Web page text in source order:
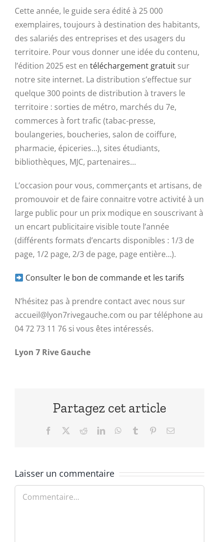
Cette année, le guide sera édité à 25 000
exemplaires, toujours à destination des habitants,
des salariés des entreprises et des usagers du
territoire. Pour vous donner une idée du contenu,
l’édition 2025 est en téléchargement gratuit sur
notre site internet. La distribution s’effectue sur
quelque 300 points de distribution à travers le
territoire : sorties de métro, marchés du 7e,
commerces à fort trafic (tabac-presse,
boulangeries, boucheries, salon de coiffure,
pharmacie, épiceries…), sites étudiants,
bibliothèques, MJC, partenaires…
L’occasion pour vous, commerçants et artisans, de
promouvoir et de faire connaitre votre activité à un
large public pour un prix modique en souscrivant à
un encart publicitaire visible toute l’année
(différents formats d’encarts disponibles : 1/3 de
page, 1/2 page, 2/3 de page, page entière…).
Consulter le bon de commande et les tarifs
N’hésitez pas à prendre contact avec nous sur
accueil@lyon7rivegauche.com ou par téléphone au
04 72 73 11 76 si vous êtes intéressés.
Lyon 7 Rive Gauche
Partagez cet article
Facebook RedditLinkedInWhatsApp
Tumblr PinterestEmail
Laisser un commentaire
Commentaire